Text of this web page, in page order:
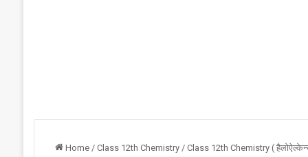
Home / Class 12th Chemistry / Class 12th Chemistry (